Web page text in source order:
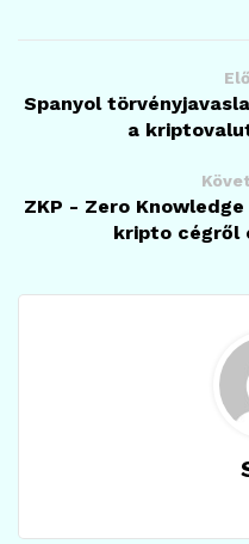
Spanyol
a
ZKP - Zero
kripto cégről